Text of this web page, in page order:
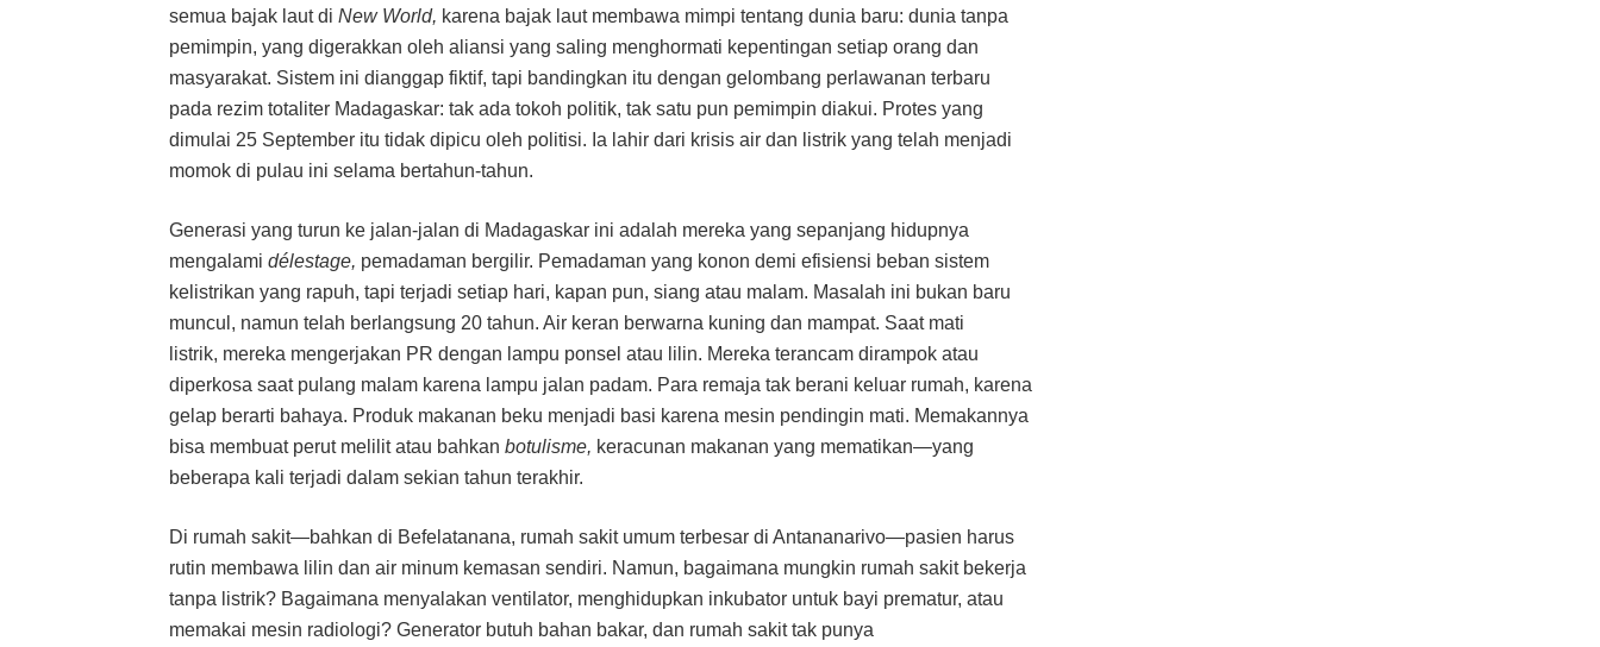
semua bajak laut di New World, karena bajak laut membawa mimpi tentang dunia baru: dunia tanpa
pemimpin, yang digerakkan oleh aliansi yang saling menghormati kepentingan setiap orang dan
masyarakat. Sistem ini dianggap fiktif, tapi bandingkan itu dengan gelombang perlawanan terbaru
pada rezim totaliter Madagaskar: tak ada tokoh politik, tak satu pun pemimpin diakui. Protes yang
dimulai 25 September itu tidak dipicu oleh politisi. Ia lahir dari krisis air dan listrik yang telah menjadi
momok di pulau ini selama bertahun-tahun.
Generasi yang turun ke jalan-jalan di Madagaskar ini adalah mereka yang sepanjang hidupnya
mengalami délestage, pemadaman bergilir. Pemadaman yang konon demi efisiensi beban sistem
kelistrikan yang rapuh, tapi terjadi setiap hari, kapan pun, siang atau malam. Masalah ini bukan baru
muncul, namun telah berlangsung 20 tahun. Air keran berwarna kuning dan mampat. Saat mati
listrik, mereka mengerjakan PR dengan lampu ponsel atau lilin. Mereka terancam dirampok atau
diperkosa saat pulang malam karena lampu jalan padam. Para remaja tak berani keluar rumah, karena
gelap berarti bahaya. Produk makanan beku menjadi basi karena mesin pendingin mati. Memakannya
bisa membuat perut melilit atau bahkan botulisme, keracunan makanan yang mematikan—yang
beberapa kali terjadi dalam sekian tahun terakhir.
Di rumah sakit—bahkan di Befelatanana, rumah sakit umum terbesar di Antananarivo—pasien harus
rutin membawa lilin dan air minum kemasan sendiri. Namun, bagaimana mungkin rumah sakit bekerja
tanpa listrik? Bagaimana menyalakan ventilator, menghidupkan inkubator untuk bayi prematur, atau
memakai mesin radiologi? Generator butuh bahan bakar, dan rumah sakit tak punya